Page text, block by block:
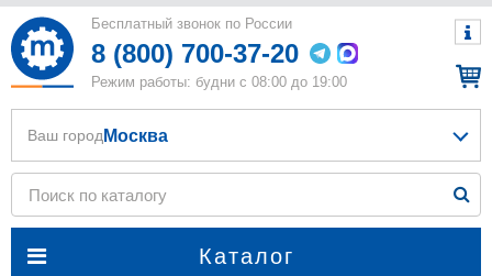
Бесплатный звонок по России
8 (800) 700-37-20
Режим работы: будни с 08:00 до 19:00
Каталог
Ваш город Москва